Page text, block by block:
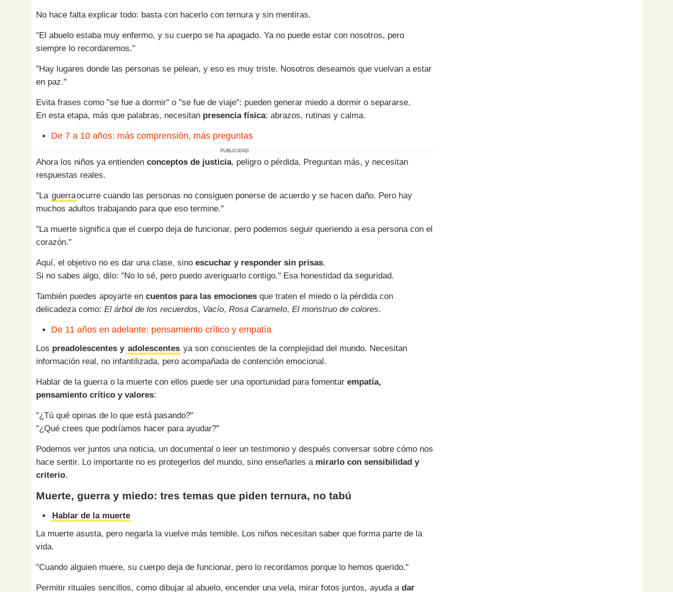
No hace falta explicar todo: basta con hacerlo con ternura y sin mentiras.
"El abuelo estaba muy enfermo, y su cuerpo se ha apagado. Ya no puede estar con nosotros, pero
siempre lo recordaremos."
"Hay lugares donde las personas se pelean, y eso es muy triste. Nosotros deseamos que vuelvan a estar
en paz."
Evita frases como "se fue a dormir" o "se fue de viaje": pueden generar miedo a dormir o separarse.
En esta etapa, más que palabras, necesitan presencia física: abrazos, rutinas y calma.
De 7 a 10 años: más comprensión, más preguntas
PUBLICIDAD
Ahora los niños ya entienden conceptos de justicia, peligro o pérdida. Preguntan más, y necesitan
respuestas reales.
"La guerraocurre cuando las personas no consiguen ponerse de acuerdo y se hacen daño. Pero hay
muchos adultos trabajando para que eso termine."
"La muerte significa que el cuerpo deja de funcionar, pero podemos seguir queriendo a esa persona con el
corazón."
Aquí, el objetivo no es dar una clase, sino escuchar y responder sin prisas.
Si no sabes algo, dilo: "No lo sé, pero puedo averiguarlo contigo." Esa honestidad da seguridad.
También puedes apoyarte en cuentos para las emociones que traten el miedo o la pérdida con
delicadeza como: El árbol de los recuerdos, Vacío, Rosa Caramelo, El monstruo de colores.
De 11 años en adelante: pensamiento crítico y empatía
Los preadolescentes y adolescentes ya son conscientes de la complejidad del mundo. Necesitan
información real, no infantilizada, pero acompañada de contención emocional.
Hablar de la guerra o la muerte con ellos puede ser una oportunidad para fomentar empatía,
pensamiento crítico y valores:
"¿Tú qué opinas de lo que está pasando?"
"¿Qué crees que podríamos hacer para ayudar?"
Podemos ver juntos una noticia, un documental o leer un testimonio y después conversar sobre cómo nos
hace sentir. Lo importante no es protegerlos del mundo, sino enseñarles a mirarlo con sensibilidad y
criterio.
Muerte, guerra y miedo: tres temas que piden ternura, no tabú
Hablar de la muerte
La muerte asusta, pero negarla la vuelve más temible. Los niños necesitan saber que forma parte de la
vida.
"Cuando alguien muere, su cuerpo deja de funcionar, pero lo recordamos porque lo hemos querido."
Permitir rituales sencillos, como dibujar al abuelo, encender una vela, mirar fotos juntos, ayuda a dar